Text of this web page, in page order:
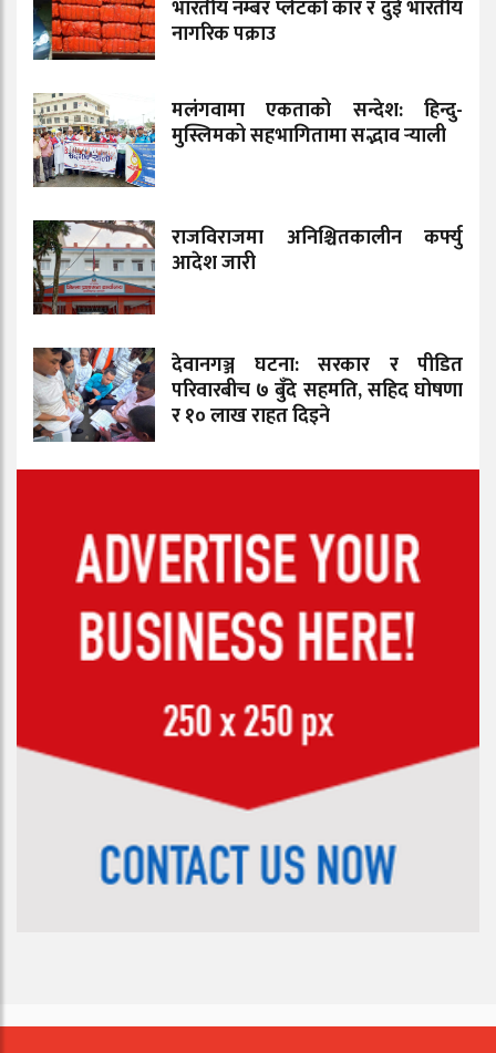
भारतीय नम्बर प्लेटको कार र दुई भारतीय
नागरिक पक्राउ
मलंगवामा एकताको सन्देश: हिन्दु-
मुस्लिमको सहभागितामा सद्भाव र्‍याली
राजविराजमा अनिश्चितकालीन कर्फ्यु
आदेश जारी
देवानगञ्ज घटना: सरकार र पीडित
परिवारबीच ७ बुँदे सहमति, सहिद घोषणा
र १० लाख राहत दिइने